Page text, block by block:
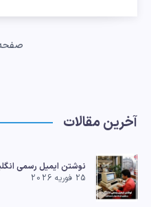
صفحه 1
آخرین مقالات
نوشتن ایمیل رسمی
25 فوریه 2026